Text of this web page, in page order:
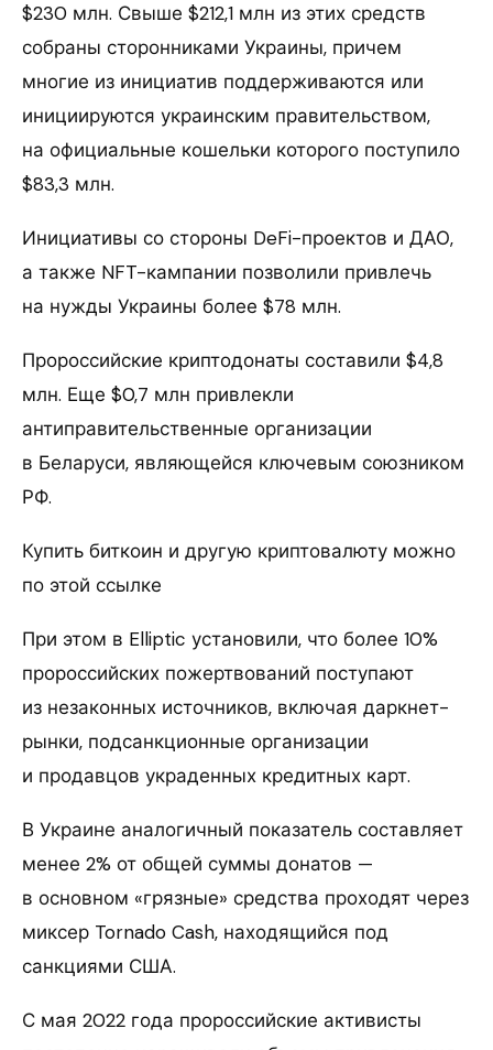
$230 млн. Свыше $212,1 млн из этих средств
собраны сторонниками Украины, причем
многие из инициатив поддерживаются или
инициируются украинским правительством,
на официальные кошельки которого поступило
$83,3 млн.
Инициативы со стороны DeFi-проектов и ДАО,
а также NFT-кампании позволили привлечь
на нужды Украины более $78 млн.
Пророссийские криптодонаты составили $4,8
млн. Еще $0,7 млн привлекли
антиправительственные организации
в Беларуси, являющейся ключевым союзником
РФ.
Купить биткоин и другую криптовалюту можно
по этой ссылке
При этом в Elliptic установили, что более 10%
пророссийских пожертвований поступают
из незаконных источников, включая даркнет-
рынки, подсанкционные организации
и продавцов украденных кредитных карт.
В Украине аналогичный показатель составляет
менее 2% от общей суммы донатов —
в основном «грязные» средства проходят через
миксер Tornado Cash, находящийся под
санкциями США.
С мая 2022 года пророссийские активисты